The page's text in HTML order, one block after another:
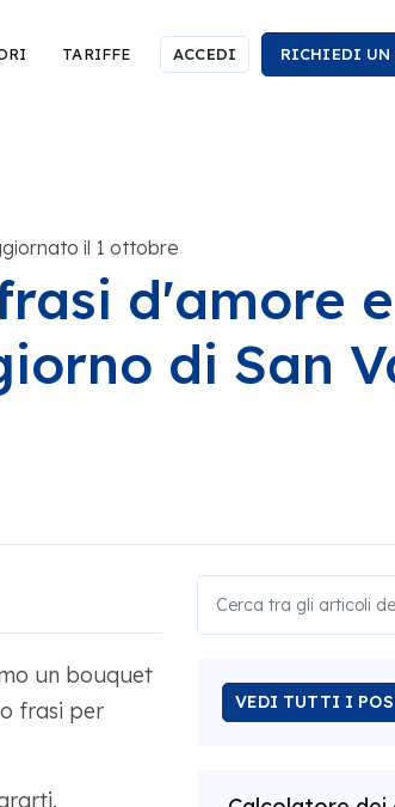
TARIFFE ACCEDI RICHIEDI UN
il 1 ottobre
d'amore
di San
un bouquet
frasi per
VEDI TUTTI I